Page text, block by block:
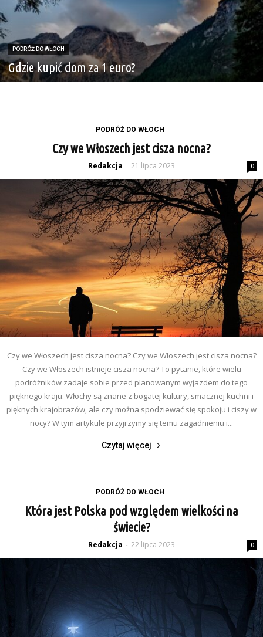
PODRÓŻ DO WŁOCH
Gdzie kupić dom za 1 euro?
PODRÓŻ DO WŁOCH
Czy we Włoszech jest cisza nocna?
Redakcja - 21 lipca 2023 0
Czy we Włoszech jest cisza nocna? Czy we Włoszech jest cisza nocna?
Czy we Włoszech istnieje cisza nocna? To pytanie, które wielu
podróżników zadaje sobie przed planowanym wyjazdem do tego
pięknego kraju. Włochy są znane z bogatej kultury, smacznej kuchni i
pięknych krajobrazów, ale czy można spodziewać się spokoju i ciszy w
nocy? W tym artykule przyjrzymy się temu zagadnieniu i...
Czytaj więcej
PODRÓŻ DO WŁOCH
Która jest Polska pod względem wielkości na
świecie?
Redakcja - 22 lipca 2023 0